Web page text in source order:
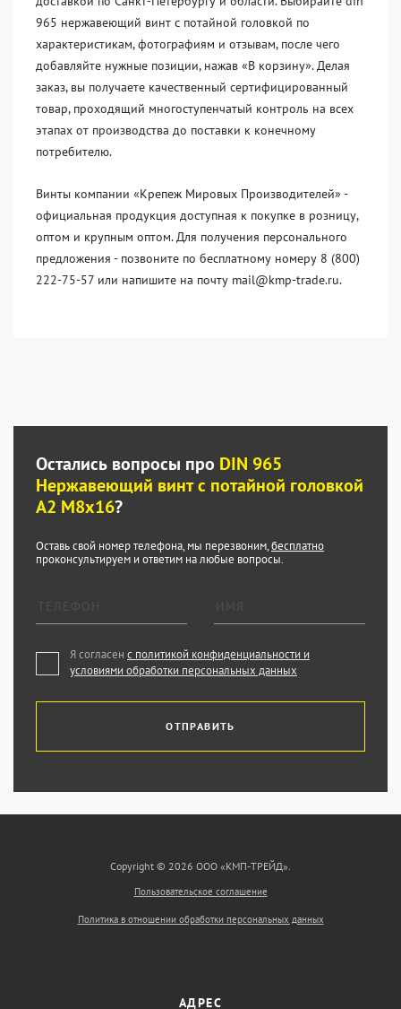
965 нержавеющий винт с потайной головкой по
характеристикам, фотографиям и отзывам, после чего
добавляйте нужные позиции, нажав «В корзину». Делая
заказ, вы получаете качественный сертифицированный
товар, проходящий многоступенчатый контроль на всех
этапах от производства до поставки к конечному
потребителю.
Винты компании «Крепеж Мировых Производителей» -
официальная продукция доступная к покупке в розницу,
оптом и крупным оптом. Для получения персонального
предложения - позвоните по бесплатному номеру 8 (800)
222-75-57 или напишите на почту mail@kmp-trade.ru.
Остались вопросы про DIN 965
Нержавеющий винт с потайной головкой
А2 М8x16?
Оставь свой номер телефона, мы перезвоним,бесплатно
проконсультируем и ответим на любые вопросы.
Я согласен с политикой конфиденциальности и
условиями обработки персональных данных
ОТПРАВИТЬ
Copyright © 2026 ООО «КМП-ТРЕЙД».
Пользовательское соглашение
Политика в отношении обработки персональных данных
АДРЕС